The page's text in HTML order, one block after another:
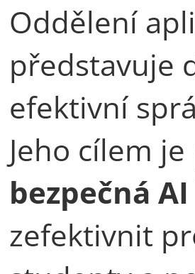
Oddělení
představuje
efektivní
Jeho cílem
bezpečná
zefektivnit